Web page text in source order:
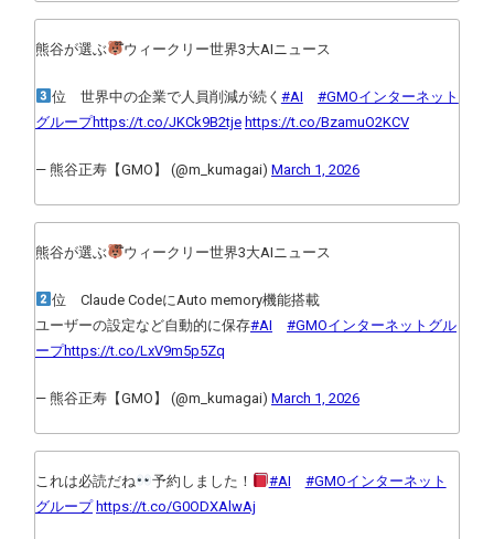
熊谷が選ぶ ໊ウィークリー世界3大AIニュース
位 世界中の企業で人員削減が続く #AI
#GMOインターネット
グループhttps://t.co/JKCk9B2tje https://t.co/BzamuO2KCV
— 熊谷正寿【GMO】 (@m_kumagai) March 1, 2026
熊谷が選ぶ ໊ウィークリー世界3大AIニュース
位 Claude CodeにAuto memory機能搭載
ユーザーの設定など自動的に保存#AI
#GMOインターネットグル
ープhttps://t.co/LxV9m5p5Zq
— 熊谷正寿【GMO】 (@m_kumagai) March 1, 2026
これは必読だね 予約しました！ #AI
#GMOインターネット
グループ https://t.co/G0ODXAlwAj